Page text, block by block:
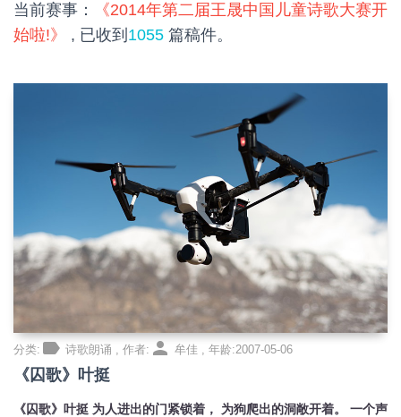
当前赛事：
《2014年第二届王晟中国儿童诗歌大赛开
始啦!》
, 已收到 1055 篇稿件。
分类: label 诗歌朗诵 , 作者: person 牟佳 , 年龄:2007-05-06
《囚歌》叶挺
《囚歌》叶挺 为人进出的门紧锁着， 为狗爬出的洞敞开着。 一个声